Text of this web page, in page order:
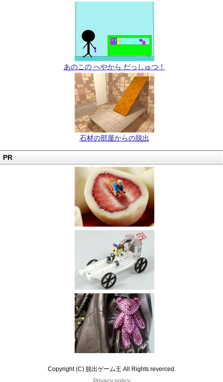
あのこの へやから だっしゅつ！
石材の部屋からの脱出
PR
Copyright (C) 脱出ゲーム王 All Rights reverced.